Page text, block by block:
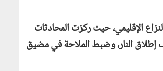
الإقليمي، حيث ركزت المحادثات
إطلاق النار، وضبط الملاحة في مضيق